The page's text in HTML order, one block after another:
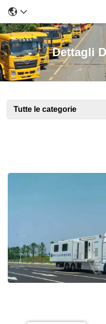
Dettagli
Tutte le categorie